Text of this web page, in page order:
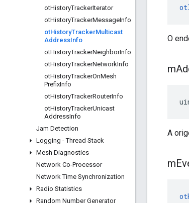
otHistoryTrackerIterator
otHistoryTrackerMessageInfo
otHistoryTrackerMulticast
AddressInfo
otHistoryTrackerNeighborInfo
otHistoryTrackerNetworkInfo
otHistoryTrackerOnMesh
PrefixInfo
otHistoryTrackerRouterInfo
otHistoryTrackerUnicast
AddressInfo
Jam Detection
Logging - Thread Stack
Mesh Diagnostics
Network Co-Processor
Network Time Synchronization
Radio Statistics
Random Number Generator
O
m
A
m